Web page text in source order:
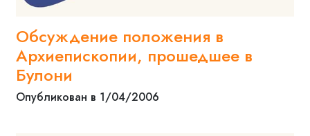
Обсуждение положения в
Архиепископии, прошедшее в
Булони
Опубликован в 1/04/2006